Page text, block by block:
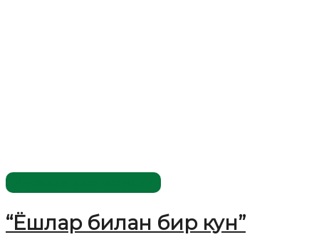
“Ёшлар билан бир кун”